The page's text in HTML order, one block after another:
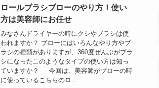
ロールブラシブローのやり方！使い
方は美容師にお任せ
みなさんドライヤーの時にクシやブラシは使
われますか？ ブローにはいろんなやり方やブ
ラシの種類がありますが、360度ぜんぶがブラ
シになったこのようなタイプの使い方は知っ
ていますか？ 今回は、美容師がブローの時
に使っているこちらのロ...